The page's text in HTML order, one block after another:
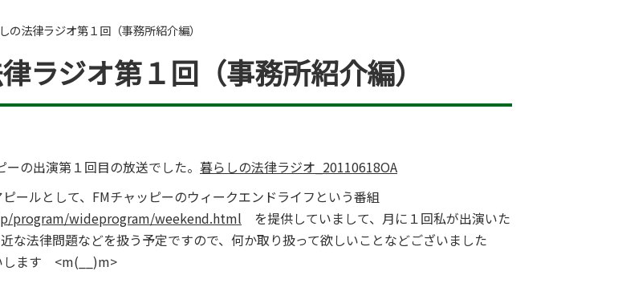
の法律ラジオ第１回（事務所紹介編）
ラジオ第１回（事務所紹介編）
の出演第１回目の放送でした。 暮らしの法律ラジオ_20110618OA
ールとして、FMチャッピーのウィークエンドライフという番組
program/wideprogram/weekend.html を提供していまして、月に１回私が出演いた
な法律問題などを扱う予定ですので、何か取り扱って欲しいことなどございました
します <m(__)m>